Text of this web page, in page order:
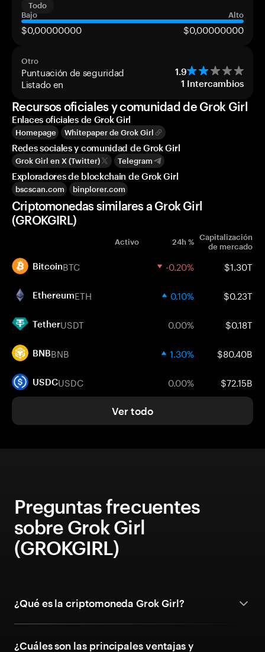
Todo
Bajo
Alto
$0,00000000 $0,00000000
Otro
Puntuación de seguridad 1.9
Listado en 1 Intercambios
Recursos oficiales y comunidad de Grok Girl
Enlaces oficiales de Grok Girl
Homepage Whitepaper de Grok Girl
Redes sociales y comunidad de Grok Girl
Grok Girl en X (Twitter) Telegram
Exploradores de blockchain de Grok Girl
bscscan.com binplorer.com
Criptomonedas similares a Grok Girl
(GROKGIRL)
Activo 24h % Capitalización
de mercado
BitcoinBTC -0.20% $1.30T
EthereumETH 0.10% $0.23T
TetherUSDT 0.00% $0.18T
BNBBNB 1.30% $80.40B
USDCUSDC 0.00% $72.15B
Ver todo
Preguntas frecuentes
sobre Grok Girl
(GROKGIRL)
¿Qué es la criptomoneda Grok Girl?
¿Cuáles son las principales ventajas y